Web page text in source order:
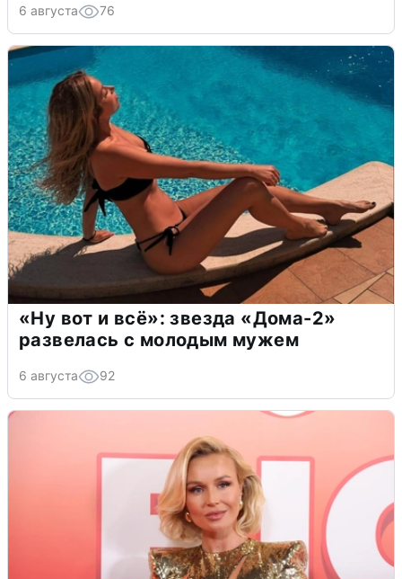
6 августа 76
«Ну вот и всё»: звезда «Дома-2»
развелась с молодым мужем
6 августа 92